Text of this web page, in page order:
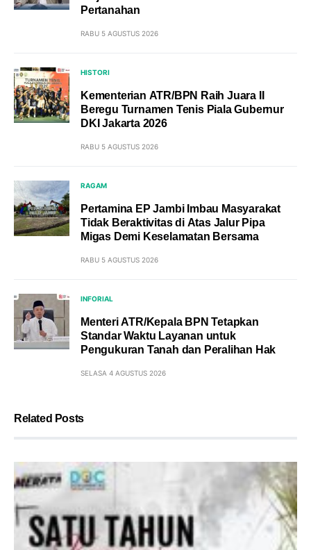
Pertanahan
RABU 5 AGUSTUS 2026
HISTORI
Kementerian ATR/BPN Raih Juara II
Beregu Turnamen Tenis Piala Gubernur
DKI Jakarta 2026
RABU 5 AGUSTUS 2026
RAGAM
Pertamina EP Jambi Imbau Masyarakat
Tidak Beraktivitas di Atas Jalur Pipa
Migas Demi Keselamatan Bersama
RABU 5 AGUSTUS 2026
INFORIAL
Menteri ATR/Kepala BPN Tetapkan
Standar Waktu Layanan untuk
Pengukuran Tanah dan Peralihan Hak
SELASA 4 AGUSTUS 2026
Related Posts